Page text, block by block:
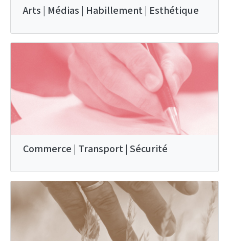
Arts | Médias | Habillement | Esthétique
Commerce | Transport | Sécurité